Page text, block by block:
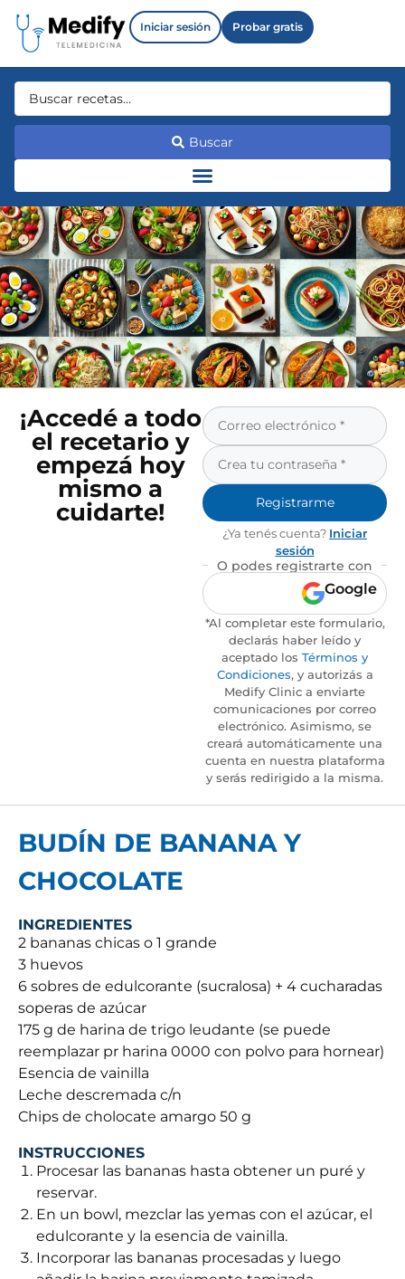
Iniciar sesión Probar gratis
Buscar
¡Accedé a todo
el recetario y
empezá hoy
mismo a
cuidarte!
Registrarme
¿Ya tenés cuenta? Iniciar
sesión
O podes registrarte con
Google
*Al completar este formulario,
declarás haber leído y
aceptado los Términos y
Condiciones, y autorizás a
Medify Clinic a enviarte
comunicaciones por correo
electrónico. Asimismo, se
creará automáticamente una
cuenta en nuestra plataforma
y serás redirigido a la misma.
BUDÍN DE BANANA Y
CHOCOLATE
INGREDIENTES
2 bananas chicas o 1 grande
3 huevos
6 sobres de edulcorante (sucralosa) + 4 cucharadas
soperas de azúcar
175 g de harina de trigo leudante (se puede
reemplazar pr harina 0000 con polvo para hornear)
Esencia de vainilla
Leche descremada c/n
Chips de cholocate amargo 50 g
INSTRUCCIONES
Procesar las bananas hasta obtener un puré y
reservar.
En un bowl, mezclar las yemas con el azúcar, el
edulcorante y la esencia de vainilla.
Incorporar las bananas procesadas y luego